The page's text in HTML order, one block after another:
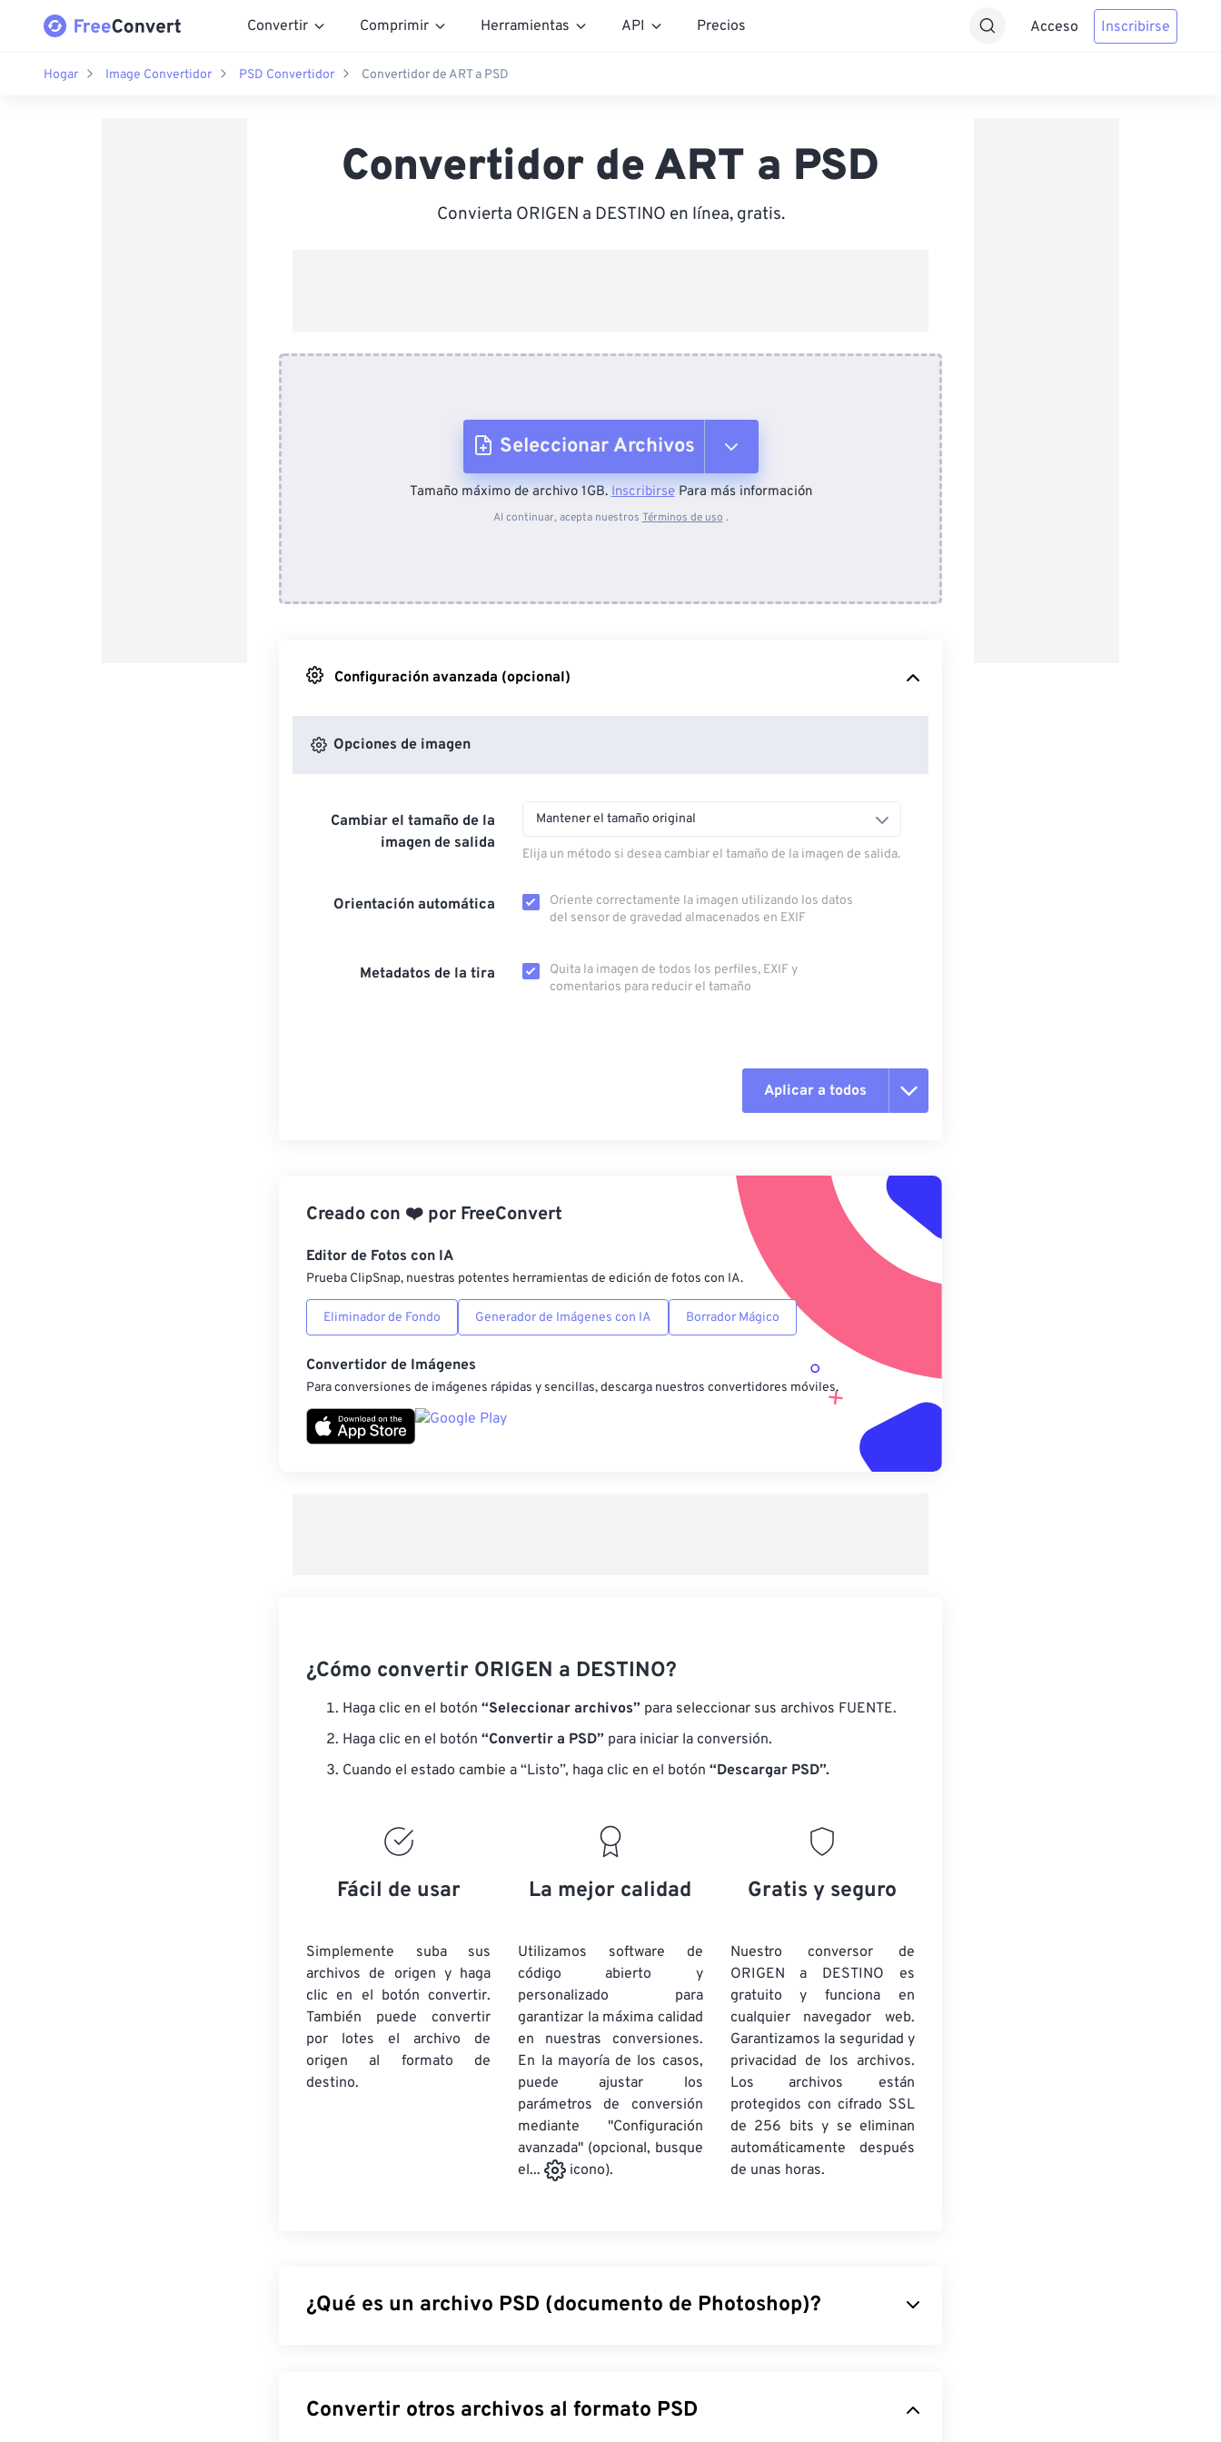
Convertir Comprimir Herramientas API Precios Acceso Inscribirse
Hogar Image Convertidor PSD Convertidor Convertidor de ART a PSD
Convertidor de ART a PSD
Convierta ORIGEN a DESTINO en línea, gratis.
Seleccionar Archivos
Desde el dispositivo
Tamaño máximo de archivo 1GB.InscribirsePara más información
Al continuar, acepta nuestros Términos de uso .
Configuración avanzada (opcional)
Opciones de imagen
Cambiar el tamaño de la
imagen de salida
Mantener el tamaño original
Elija un método si desea cambiar el tamaño de la imagen de salida.
Orientación automática
Oriente correctamente la imagen utilizando los datos
del sensor de gravedad almacenados en EXIF
Metadatos de la tira
Quita la imagen de todos los perfiles, EXIF ​​y
comentarios para reducir el tamaño
Aplicar a todos
Aplicar desde el ajuste preestablecido
Guardar como preestablecido
Creado con ❤️ por FreeConvert
Editor de Fotos con IA
Prueba ClipSnap, nuestras potentes herramientas de edición de fotos con IA.
Eliminador de Fondo Generador de Imágenes con IA Borrador Mágico
Convertidor de Imágenes
Para conversiones de imágenes rápidas y sencillas, descarga nuestros convertidores móviles.
¿Cómo convertir ORIGEN a DESTINO?
Haga clic en el botón “Seleccionar archivos” para seleccionar sus archivos FUENTE.
Haga clic en el botón “Convertir a PSD” para iniciar la conversión.
Cuando el estado cambie a “Listo”, haga clic en el botón “Descargar PSD”.
Fácil de usar
Simplemente suba sus
archivos de origen y haga
clic en el botón convertir.
También puede convertir
por lotesel archivo de
origen al formato de
destino.
La mejor calidad
Utilizamos software de
código abierto y
personalizado para
garantizar la máxima calidad
en nuestras conversiones.
En la mayoría de los casos,
puede ajustar los
parámetros de conversión
mediante "Configuración
avanzada" (opcional, busque
el...
icono).
Gratis y seguro
Nuestro conversor de
ORIGEN a DESTINO es
gratuito y funciona en
cualquier navegador web.
Garantizamos la seguridad y
privacidad de los archivos.
Los archivos están
protegidos con cifrado SSL
de 256 bits y se eliminan
automáticamente después
de unas horas.
¿Qué es un archivo PSD (documento de Photoshop)?
imagen junto con una compleja matriz de sus capas correspondientes,
objetos, filtros y más, ¡todo en un solo archivo! PSD permite al usuario realizar ediciones
Convertir otros archivos al formato PSD